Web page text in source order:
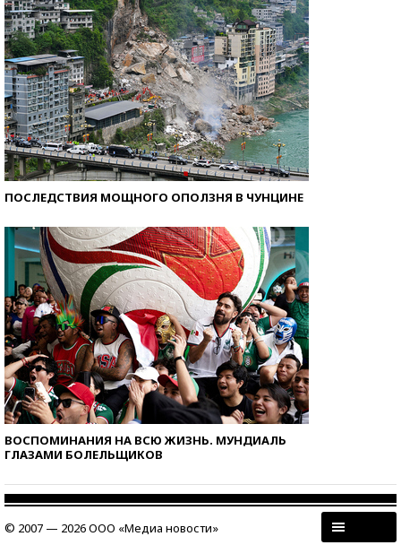
ПОСЛЕДСТВИЯ МОЩНОГО ОПОЛЗНЯ В ЧУНЦИНЕ
ВОСПОМИНАНИЯ НА ВСЮ ЖИЗНЬ. МУНДИАЛЬ
ГЛАЗАМИ БОЛЕЛЬЩИКОВ
© 2007 — 2026 ООО «Медиа новости»